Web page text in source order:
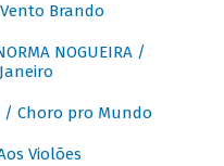
Vento Brando
NOGUEIRA /
/ Choro pro Mundo
Violões